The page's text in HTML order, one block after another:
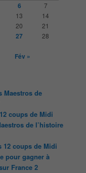
6 7
13
14
20 21
27
28
Fév »
Maestros de
coups de Midi
de l’histoire
12 coups de Midi
pour gagner à
France 2